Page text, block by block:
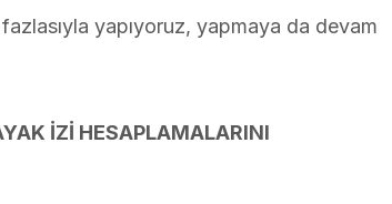
yapıyoruz, yapmaya da devam
İZİ HESAPLAMALARINI